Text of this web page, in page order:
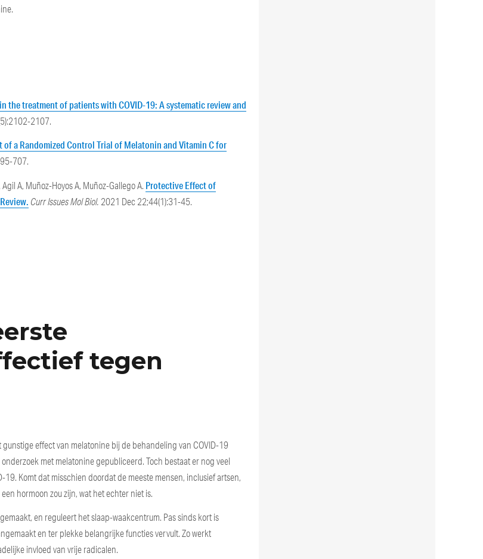
the treatment of patients with COVID-19: A systematic review and
2107.
of a Randomized Control Trial of Melatonin and Vitamin C for
707.
A, Muñoz-Hoyos A, Muñoz-Gallego A. Protective Effect of
Curr Issues Mol Biol. 2021 Dec 22;44(1):31-45.
tegen
effect van melatonine bij de behandeling van COVID-19
met melatonine gepubliceerd. Toch bestaat er nog veel
Komt dat misschien doordat de meeste mensen, inclusief artsen,
hormoon zou zijn, wat het echter niet is.
en reguleert het slaap-waakcentrum. Pas sinds kort is
en ter plekke belangrijke functies vervult. Zo werkt
invloed van vrije radicalen.